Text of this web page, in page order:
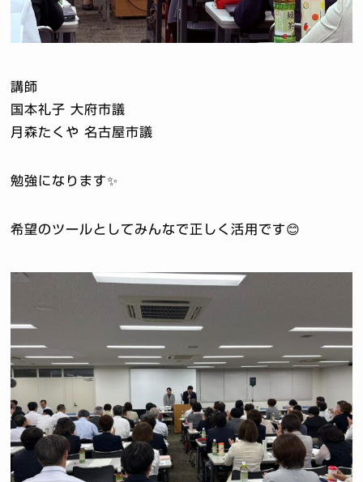
講師
国本礼子 大府市議
月森たくや 名古屋市議
勉強になります✨
希望のツールとしてみんなで正しく活用です😊